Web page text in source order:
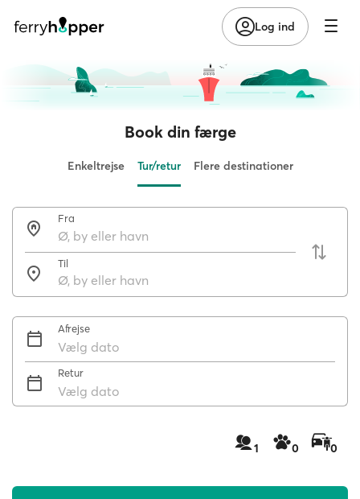
Log ind
Book din færge
Enkeltrejse Tur/retur Flere destinationer
Fra
Til
Afrejse
Vælg dato
Retur
Vælg dato
1 0 0